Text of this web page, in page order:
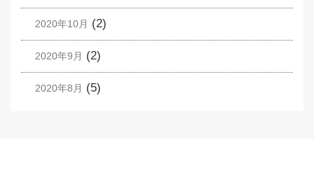
2020年10月 (2)
2020年9月 (2)
2020年8月 (5)